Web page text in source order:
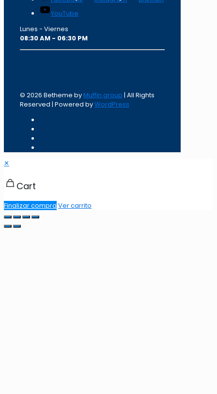
YouTube
Lunes - Viernes
08:30 AM - 06:30 PM
© 2026 Betheme by Muffin group | All Rights
Reserved | Powered byWordPress
✕
Cart
Finalizar compra Ver carrito